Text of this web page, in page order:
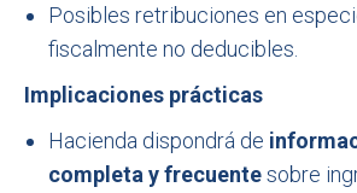
Posibles retribuciones en
fiscalmente no deducibles.
Implicaciones prácticas
Hacienda dispondrá de
completa y frecuentesobre